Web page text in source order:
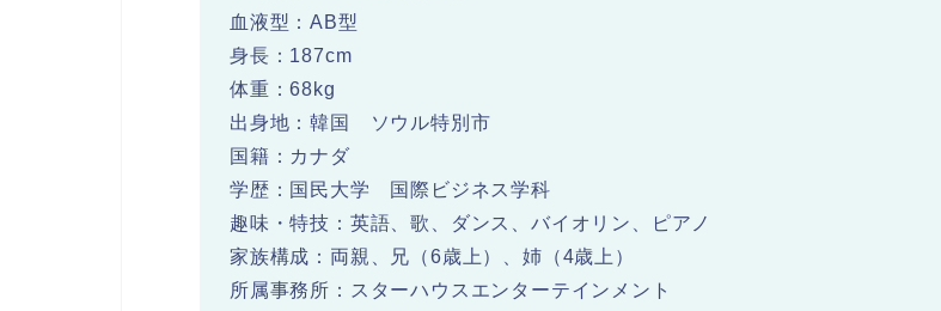
血液型：AB型
身長：187cm
体重：68kg
出身地：韓国 ソウル特別市
国籍：カナダ
学歴：国民大学 国際ビジネス学科
趣味・特技：英語、歌、ダンス、バイオリン、ピアノ
家族構成：両親、兄（6歳上）、姉（4歳上）
所属事務所：スターハウスエンターテインメント